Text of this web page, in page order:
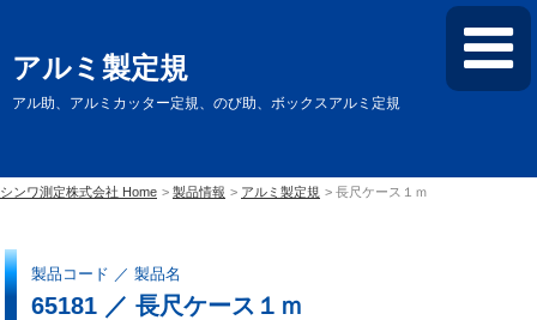
アルミ製定規
アル助、アルミカッター定規、のび助、ボックスアルミ定規
シンワ測定株式会社 Home 製品情報 アルミ製定規 長尺ケース１ｍ
製品コード ／ 製品名
65181 ／ 長尺ケース１ｍ